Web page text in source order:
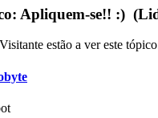
Apliquem-se!! :)
estão a ver este